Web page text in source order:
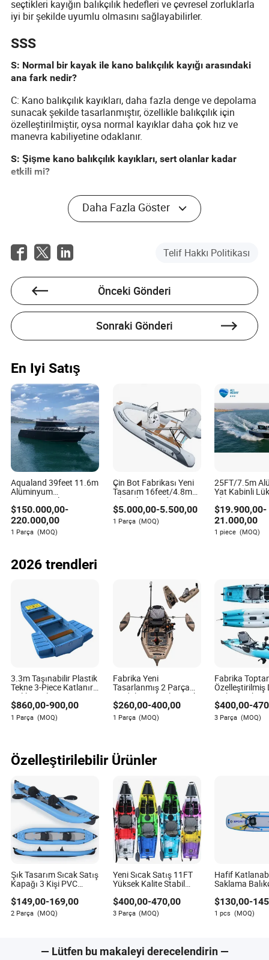
seçtikleri kayığın balıkçılık hedefleri ve çevresel zorluklarla
iyi bir şekilde uyumlu olmasını sağlayabilirler.
SSS
S: Normal bir kayak ile kano balıkçılık kayığı arasındaki
ana fark nedir?
C: Kano balıkçılık kayıkları, daha fazla denge ve depolama
sunacak şekilde tasarlanmıştır, özellikle balıkçılık için
özelleştirilmiştir, oysa normal kayıklar daha çok hız ve
manevra kabiliyetine odaklanır.
S: Şişme kano balıkçılık kayıkları, sert olanlar kadar
etkili mi?
C: Şişme kayıklar, taşınabilirlik ve depolama açısından
belirgin avantajlar sunar. Sert olanlar kadar dayanıklı veya
dengeli olmayabilirler, ancak birçok balıkçı için özellikle
S: Kano balıkçılık kayığımı özelleştirebilir miyim?
C: Evet, birçok model, kişisel tercihlere ve balıkçılık
tarzlarına göre ayarlama yapmaya olanak tanıyan olta
tutucular ve montaj rayları gibi özelleştirilebilir özelliklerle
gelir.
Yazar
Callie Frank, spor, fitness ve eğlence sektöründe
uzmanlaşmış bir yazardır. Fiyatlandırma stratejilerini
değerlendirme konusunda keskin bir göze sahip olan
Callie, maliyetlerin bütçelerle uyumlu olup olmadığını
değerlendirirken, sunulan özellikler ve kalitenin
mükemmel bir değer sunduğundan emin olur.
Daha Fazla Göster
Telif Hakkı Politikası
Önceki Gönderi
Sonraki Gönderi
En Iyi Satış
Aqualand 39feet 11.6m
Alüminyum
Kurtarma/Pilot Devriye
Yolcu Feribot Eğlence
Kabin Yüzer Ev
Hız/Rib/Dalış Balık
Motor Parti Yatı/Boats
$150.000,00-
220.000,00
1 Parça (MOQ)
Çin Bot Fabrikası Yeni
Tasarım 16feet/4.8m
Fiberglas Gövde
PVC/Hypalon Şişme
Sert Alüminyum Spor
Motorlu Hızlı Balıkçı
$5.000,00-5.500,00
1 Parça (MOQ)
25FT/7.5m
Yat Kabinli
Alüminyum
Botları
$19.900,00-
21.000,00
1 piece (MOQ)
2026 trendleri
3.3m Taşınabilir Plastik
Tekne 3-Piece Katlanır
Balıkçı Teknesi
$860,00-900,00
1 Parça (MOQ)
Fabrika Yeni
Tasarlanmış 2 Parça
Modüler Bölmeli Kayak
Ayrılabilir Okyanus 1
Kişilik Balıkçı Plastik
Kano
$260,00-400,00
1 Parça (MOQ)
Fabrika
Özelleştirilmiş
Mekan Rahat
Fiyatlı 10.5FT
Pedal Tahrikli
Balıkçı Kayığı
$400,00-
3 Parça (MOQ)
Özelleştirilebilir Ürünler
Şık Tasarım Sıcak Satış
Kapağı 3 Kişi PVC
Profesyonel Şişme
Balıkçı Kayığı
$149,00-169,00
2 Parça (MOQ)
Yeni Sıcak Satış 11FT
Yüksek Kalite Stabil
Balıkçı Kayığı
$400,00-470,00
3 Parça (MOQ)
Hafif
Saklama
$130,00-
1 pcs (MOQ)
— Lütfen bu makaleyi derecelendirin —